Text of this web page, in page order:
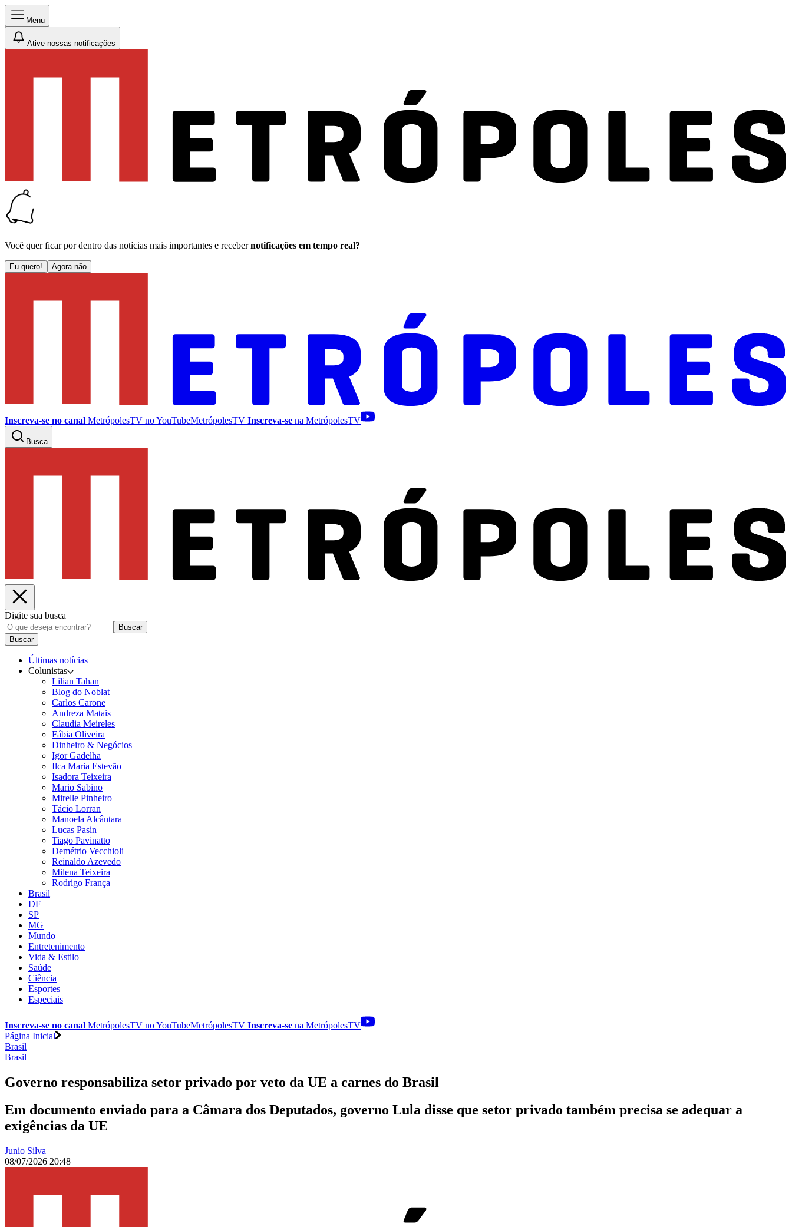
Menu
Ative nossas notificações
Você quer ficar por dentro das notícias mais importantes e receber notificações em tempo real?
Eu quero! Agora não
Inscreva-se no canal MetrópolesTV noYouTubeMetrópolesTV Inscreva-se na MetrópolesTV
Busca
Digite sua busca
Buscar
Buscar
Últimas notícias
Colunistas
Lilian Tahan
Blog do Noblat
Carlos Carone
Andreza Matais
Claudia Meireles
Fábia Oliveira
Dinheiro & Negócios
Igor Gadelha
Ilca Maria Estevão
Isadora Teixeira
Mario Sabino
Mirelle Pinheiro
Tácio Lorran
Manoela Alcântara
Lucas Pasin
Tiago Pavinatto
Demétrio Vecchioli
Reinaldo Azevedo
Milena Teixeira
Rodrigo França
Brasil
DF
SP
MG
Mundo
Entretenimento
Vida & Estilo
Saúde
Ciência
Esportes
Especiais
Inscreva-se no canal MetrópolesTV noYouTubeMetrópolesTV Inscreva-se na MetrópolesTV
Página Inicial
Brasil
Brasil
Governo responsabiliza setor privado por veto da UE a carnes do Brasil
Em documento enviado para a Câmara dos Deputados, governo Lula disse que setor privado também precisa se adequar a
exigências da UE
Junio Silva
08/07/2026 20:48